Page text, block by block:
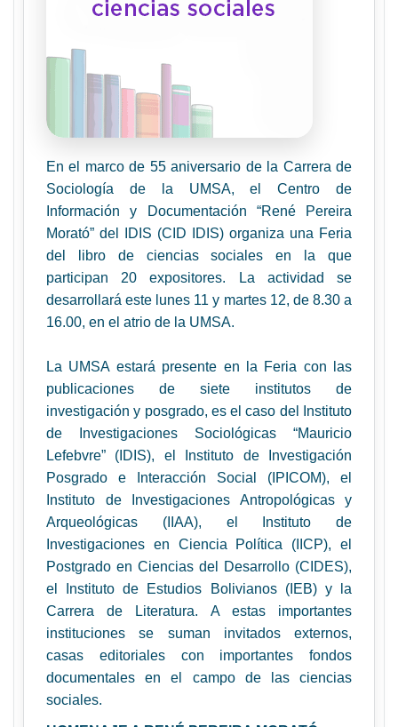
En el marco de 55 aniversario de la Carrera de
Sociología de la UMSA, el Centro de
Información y Documentación “René Pereira
Morató” del IDIS (CID IDIS) organiza una Feria
del libro de ciencias sociales en la que
participan 20 expositores. La actividad se
desarrollará este lunes 11 y martes 12, de 8.30 a
16.00, en el atrio de la UMSA.
La UMSA estará presente en la Feria con las
publicaciones de siete institutos de
investigación y posgrado, es el caso del Instituto
de Investigaciones Sociológicas “Mauricio
Lefebvre” (IDIS), el Instituto de Investigación
Posgrado e Interacción Social (IPICOM), el
Instituto de Investigaciones Antropológicas y
Arqueológicas (IIAA), el Instituto de
Investigaciones en Ciencia Política ( IICP), el
Postgrado en Ciencias del Desarrollo (CIDES),
el Instituto de Estudios Bolivianos (IEB) y la
Carrera de Literatura. A estas importantes
instituciones se suman invitados externos,
casas editoriales con importantes fondos
documentales en el campo de las ciencias
sociales.